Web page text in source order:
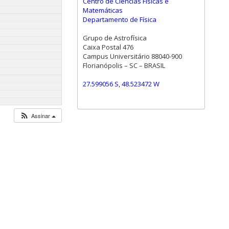
Assinar
Matemáticas
Departamento de Física
Grupo de Astrofísica
Caixa Postal 476
Campus Universitário 88040-900
Florianópolis – SC – BRASIL
27.599056 S, 48.523472 W